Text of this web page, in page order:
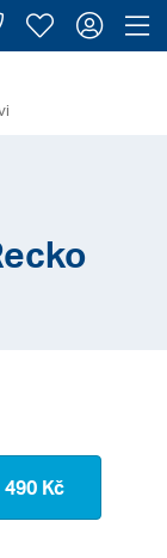
Zavolejte
Moje
Kč